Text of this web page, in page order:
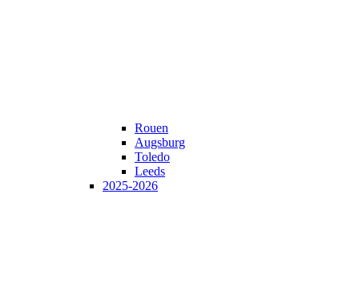
Rouen
Augsburg
Toledo
Leeds
2025-2026